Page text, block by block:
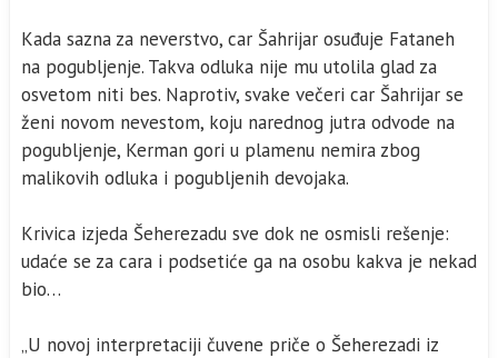
Kada sazna za neverstvo, car Šahrijar osuđuje Fataneh
na pogubljenje. Takva odluka nije mu utolila glad za
osvetom niti bes. Naprotiv, svake večeri car Šahrijar se
ženi novom nevestom, koju narednog jutra odvode na
pogubljenje, Kerman gori u plamenu nemira zbog
malikovih odluka i pogubljenih devojaka.
Krivica izjeda Šeherezadu sve dok ne osmisli rešenje:
udaće se za cara i podsetiće ga na osobu kakva je nekad
bio…
„U novoj interpretaciji čuvene priče o Šeherezadi iz